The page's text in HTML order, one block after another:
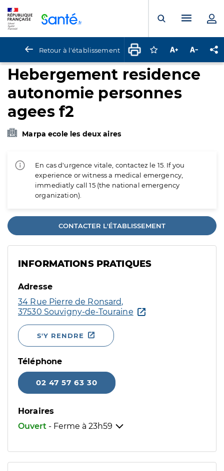
Ouvrir laMenu
Retour à l'établissement Connectez-vous
Augmenter la
Hebergement residence
autonomie personnes
agees f2
Marpa ecole les deux aires
En cas d'urgence vitale, contactez le 15. If you
experience or witness a medical emergency,
immediatly call 15 (the national emergency
organization).
CONTACTER L'ÉTABLISSEMENT
INFORMATIONS PRATIQUES
Adresse
34 Rue Pierre de Ronsard,
37530 Souvigny-de-Touraine
S'Y RENDRE
Téléphone
02 47 57 63 30
Horaires
Ouvert - Ferme à 23h59